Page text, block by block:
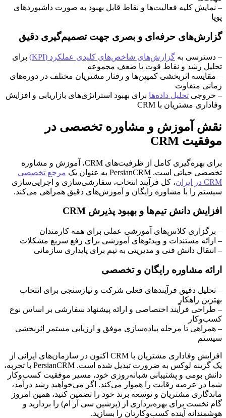
– نمایش کلیه فعالیت‌ها و نقاط قابل بهبود به صورت داشبوردهای
پویا
گزارش‌های حرفه‌ای و بصری جهت تصمیم‌گیری دقیق
– دسترسی به گزارش‌های شاخص‌های کلیدی عملکرد (KPI)
برای
تحلیل رشد و نقاط قوت یا ضعف مجموعه
– مقایسه اثربخشی کمپین‌ها و رفتار مشتریان مختلف در دوره‌های
زمانی متفاوت
– خروجی تحلیل داده‌ها برای بهبود استراتژی‌های بازاریابی و افزایش
وفاداری مشتریان با CRM
نقش آموزش و مشاوره تخصصی در
موفقیت CRM
برای بهره‌گیری کامل از ظرفیت‌های CRM، آموزش و مشاوره
تخصصی حیاتی است. PersianCRM به عنوان یک
مرجع تخصصی
CRM در ایران
، کل فرآیند انتخاب، سفارشی‌سازی و اجرایی‌سازی
سیستم را با مشاوره رایگان و آموزش‌های دقیق همراهی می‌کند.
افزایش دانش تیم‌ها و بهبود پذیرش CRM
– برگزاری کلاس‌های آموزشی عملی برای همه کارمندان
– ارائه مستندات و ویدئوهای آموزشی برای رفع سریع مشکلات
– انتقال دانش فنی و مدیریتی به تیم برای پایداری سازمانی
ارائه مشاوره رایگان و تخصصی
– تحلیل دقیق فرآیندهای فعلی شرکت و نیازسنجی برای انتخاب
بهترین راهکار
– طراحی فرآیند اختصاصی و ارائه پیشنهاد سفارشی بر اساس نوع
کسب‌وکار
– همراهی تا مرحله پیاده‌سازی موفق و ارزیابی مستمر اثربخشی
سیستم
افزایش وفاداری مشتریان با CRM اکنون در سازمان‌های ایرانی از
یک گزینه لوکس به ضرورت تبدیل شده است. PersianCRM با تجربه،
دانش بومی و پشتیبانی شبانه‌روزی خود، مسیر موفقیت کسب‌وکار
شما در عرصه رقابت را هموار می‌کند. اگر می‌خواهید رشد درآمد،
ماندگاری مشتریان و توسعه برند خود را تضمین کنید، همین امروز
گام نخست برای بهره‌برداری از (پرشین سی آر ام) را بردارید و
هوشمندانه آینده کسب‌وکارتان را بسازید.